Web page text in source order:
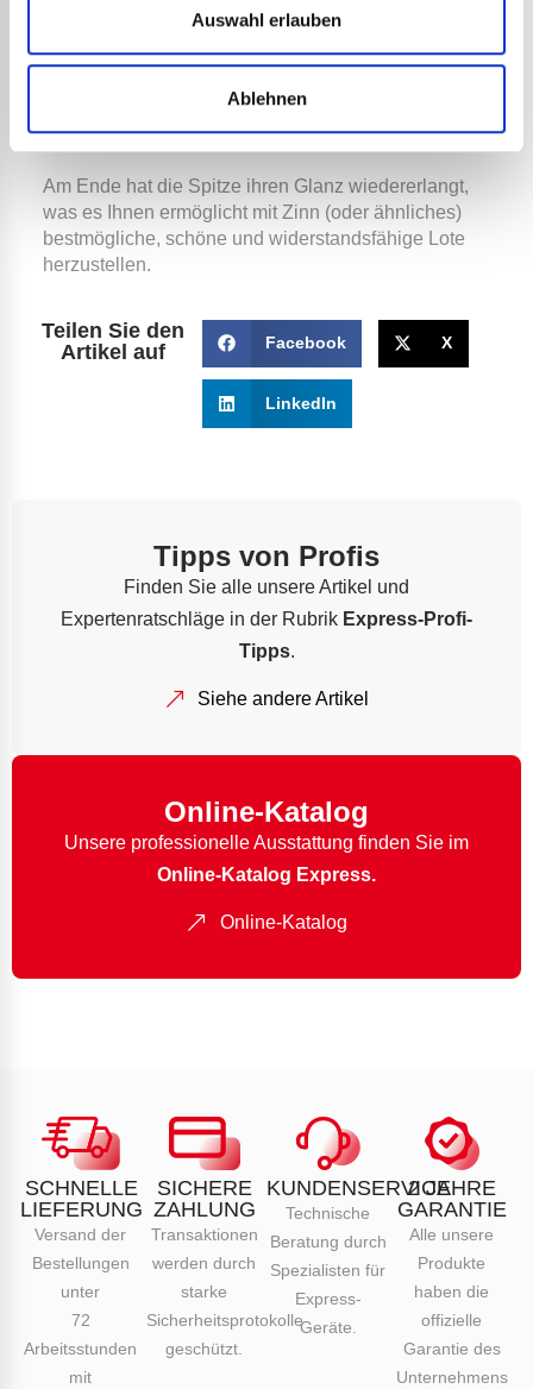
Auswahl erlauben
Ablehnen
Vermeiden Sie es, Ihre Spitzen mit Schleifpapier
Oberfläche entfernen und sie sich dann schneller
Am Ende hat die Spitze ihren Glanz wiedererlangt,
was es Ihnen ermöglicht mit Zinn (oder ähnliches)
bestmögliche, schöne und widerstandsfähige Lote
herzustellen.
Teilen Sie den
Artikel auf
Facebook X
LinkedIn
Tipps von Profis
Finden Sie alle unsere Artikel und
Expertenratschläge in der Rubrik Express-Profi-
Tipps.
Siehe andere Artikel
Online-Katalog
Unsere professionelle Ausstattung finden Sie im
Online-Katalog Express.
Online-Katalog
SCHNELLE
LIEFERUNG
Versand der
Bestellungen
unter
72
Arbeitsstunden
mit
SICHERE
ZAHLUNG
Transaktionen
werden durch
starke
Sicherheitsprotokolle
geschützt.
KUNDENSERVICE
Technische
Beratung durch
Spezialisten für
Express-
Geräte.
2 JAHRE
GARANTIE
Alle unsere
Produkte
haben die
offizielle
Garantie des
Unternehmens